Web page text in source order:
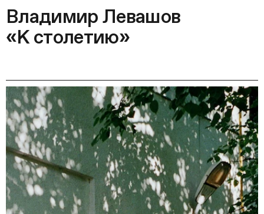
Владимир Левашов
«К столетию»